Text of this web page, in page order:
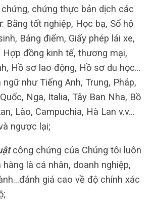
chứng thực bản dịch các
Bằng tốt nghiệp, Học bạ, Sổ hộ
Bảng điểm, Giấy phép lái xe,
đồng kinh tế, thương mại,
Hồ sơ lao động, Hồ sơ du học…
như Tiếng Anh, Trung, Pháp,
Nga, Italia, Tây Ban Nha, Bồ
Lào, Campuchia, Hà Lan v.v…
ngược lại;
công chứng của Chúng tôi luôn
là cá nhân, doanh nghiệp,
giá cao về độ chính xác